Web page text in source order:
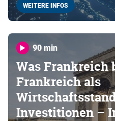
WEITERE INFOS
90 min
Was Frankreich
Frankreich als
Investitionen –